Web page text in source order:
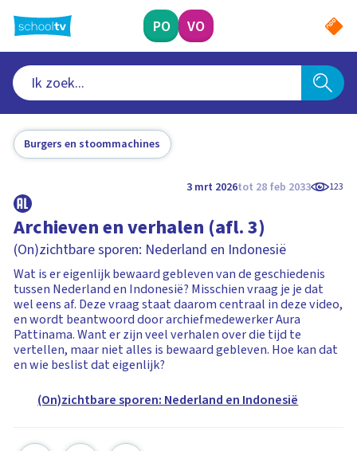
naar
hoofdinhoud
PO VO
Burgers en stoommachines
3 mrt 2026tot 28 feb 2033 123
Archieven en verhalen (afl. 3)
(On)zichtbare sporen: Nederland en Indonesië
Wat is er eigenlijk bewaard gebleven van de geschiedenis
tussen Nederland en Indonesië? Misschien vraag je je dat
wel eens af. Deze vraag staat daarom centraal in deze video,
en wordt beantwoord door archiefmedewerker Aura
Pattinama. Want er zijn veel verhalen over die tijd te
vertellen, maar niet alles is bewaard gebleven. Hoe kan dat
en wie beslist dat eigenlijk?
(On)zichtbare sporen: Nederland en Indonesië